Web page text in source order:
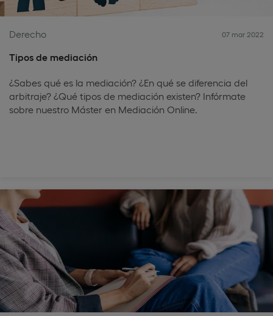
Derecho 07 mar 2022
Tipos de mediación
¿Sabes qué es la mediación? ¿En qué se diferencia del
arbitraje? ¿Qué tipos de mediación existen? Infórmate
sobre nuestro Máster en Mediación Online.